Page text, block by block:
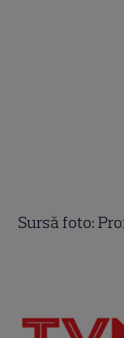
Sursă foto: